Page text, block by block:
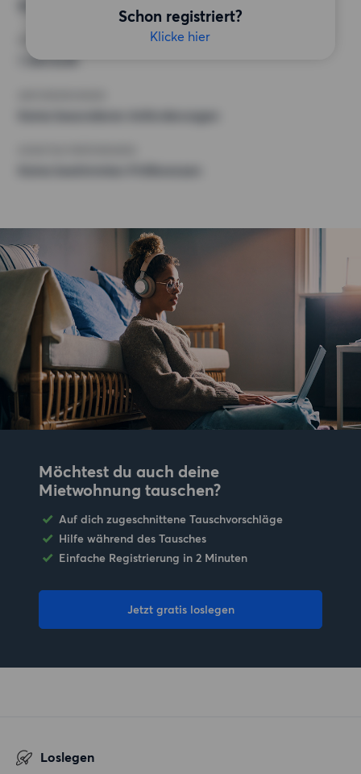
Schon registriert?
Klicke hier
1 350 EUR
Möchtest du auch deine
Mietwohnung tauschen?
Auf dich zugeschnittene Tauschvorschläge
Hilfe während des Tausches
Einfache Registrierung in 2 Minuten
Jetzt gratis loslegen
Loslegen